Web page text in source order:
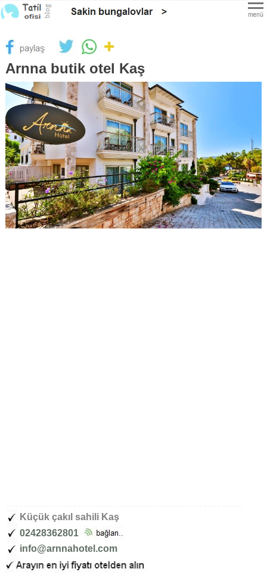
Arnna butik otel Kaş
Küçük çakıl sahili Kaş
02428362801
info@arnnahotel.com